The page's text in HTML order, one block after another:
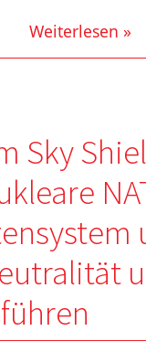
Weiterlesen »
Sky